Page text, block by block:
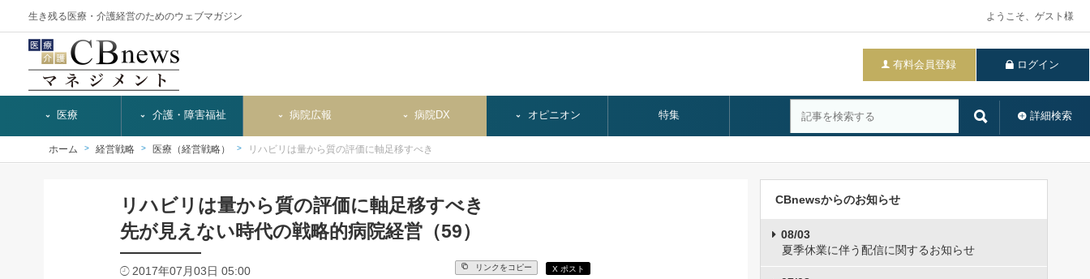
生き残る医療・介護経営のためのウェブマガジン ようこそ、ゲスト様
有料会員登録 ログイン
詳細検索
医療 介護・障害福祉 病院広報 病院DX オピニオン 特集
ホーム 経営戦略 医療（経営戦略） リハビリは量から質の評価に軸足移すべき
リハビリは量から質の評価に軸足移すべき
先が見えない時代の戦略的病院経営（59）
2017年07月03日 05:00 リンクをコピー X ポスト
CBnewsからのお知らせ
08/03
夏季休業に伴う配信に関するお知らせ